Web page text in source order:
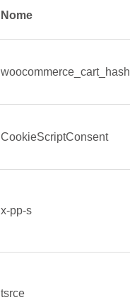
Nome
woocommerce_cart_hash
CookieScriptConsent
x-pp-s
tsrce